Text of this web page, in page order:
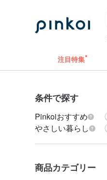
注目特集
条件で探す
Pinkoiおすすめ
やさしい暮らし
商品カテゴリー